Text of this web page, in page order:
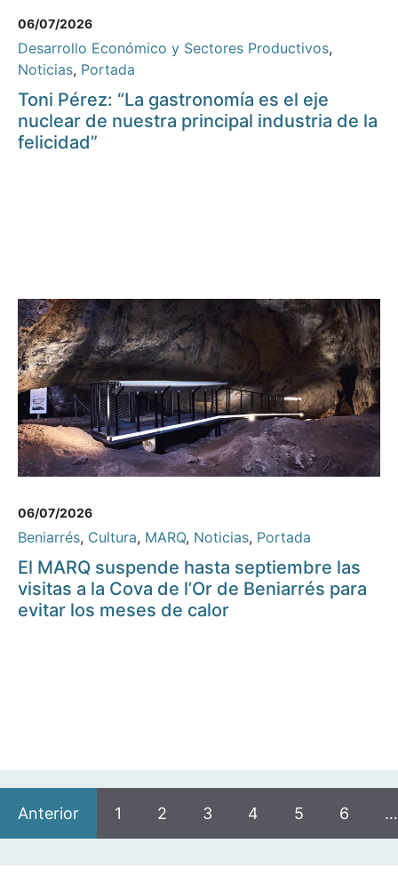
06/07/2026
Desarrollo Económico y Sectores Productivos,
Noticias, Portada
Toni Pérez: “La gastronomía es el eje
nuclear de nuestra principal industria de la
felicidad”
06/07/2026
Beniarrés, Cultura, MARQ, Noticias, Portada
El MARQ suspende hasta septiembre las
visitas a la Cova de l’Or de Beniarrés para
evitar los meses de calor
Anterior 1 2 3 4 5 6 …